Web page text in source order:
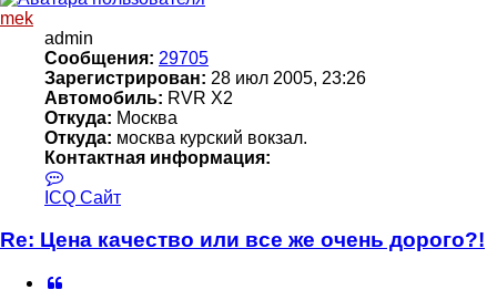
mek
admin
Сообщения: 29705
Зарегистрирован: 28 июл 2005, 23:26
Автомобиль: RVR X2
Откуда: Москва
Откуда: москва курский вокзал.
Контактная информация:
информация
mek
ICQ Сайт
Re: Цена качество или все же очень дорого?!